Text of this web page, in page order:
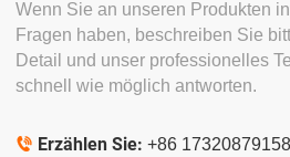
Wenn Sie an unseren Produkten
Fragen haben, beschreiben Sie
Detail und unser professionelles
schnell wie möglich antworten.
 Erzählen Sie: +86 17320879158